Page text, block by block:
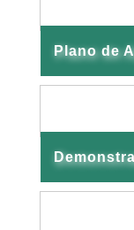
Plano de